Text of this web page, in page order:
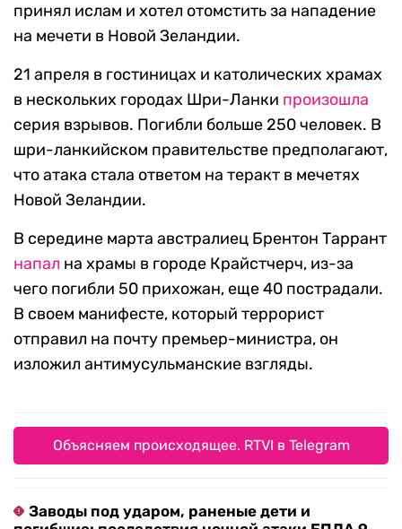
принял ислам и хотел отомстить за нападение
на мечети в Новой Зеландии.
21 апреля в гостиницах и католических храмах
в нескольких городах Шри-Ланки произошла
серия взрывов. Погибли больше 250 человек. В
шри-ланкийском правительстве предполагают,
что атака стала ответом на теракт в мечетях
Новой Зеландии.
В середине марта австралиец Брентон Таррант
напал на храмы в городе Крайстчерч, из-за
чего погибли 50 прихожан, еще 40 пострадали.
В своем манифесте, который террорист
отправил на почту премьер-министра, он
изложил антимусульманские взгляды.
Объясняем происходящее. RTVI в Telegram
Заводы под ударом, раненые дети и